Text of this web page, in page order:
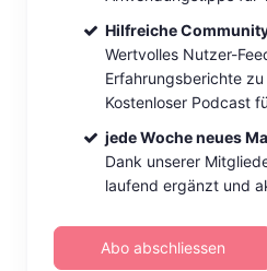
Hilfreiche
Wertvolles Nutzer-
Erfahrungsberichte
Kostenloser Podcast
jede Woche neues
Dank unserer
laufend ergänzt und
Abo abschliessen